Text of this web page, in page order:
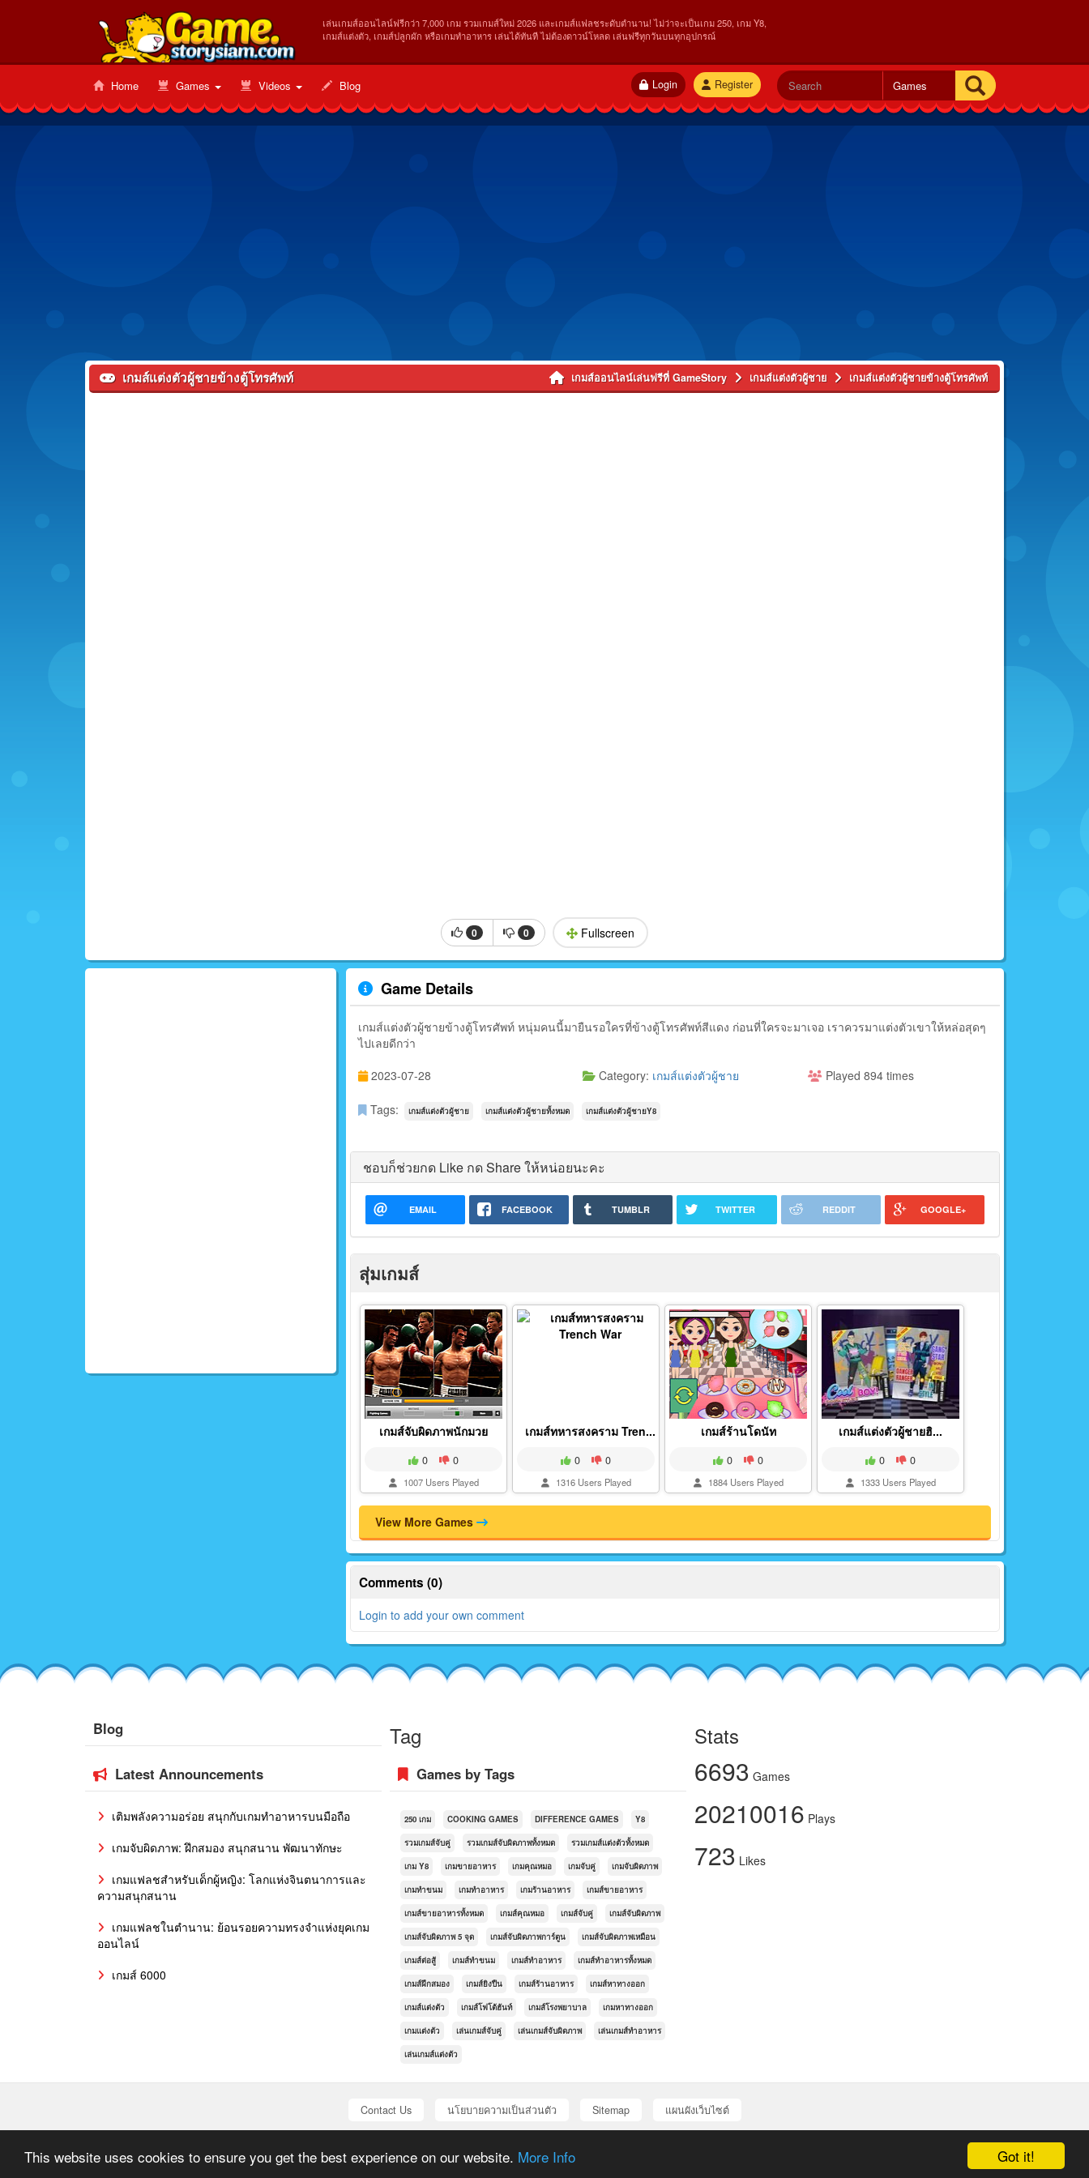
Got it!
This website uses cookies to ensure you get the best experience on our website. More Info
เล่นเกมส์ออนไลน์ฟรีกว่า 7,000 เกม รวมเกมส์ใหม่ 2026 และเกมส์แฟลชระดับตำนาน! ไม่ว่าจะเป็นเกม 250, เกม Y8,
เกมส์แต่งตัว, เกมส์ปลูกผัก หรือเกมทำอาหาร เล่นได้ทันที ไม่ต้องดาวน์โหลด เล่นฟรีทุกวันบนทุกอุปกรณ์
Register
Login
Home Games Videos Blog
เกมส์แต่งตัวผู้ชายข้างตู้โทรศัพท์ เกมส์ออนไลน์เล่นฟรีที่ GameStory เกมส์แต่งตัวผู้ชาย เกมส์แต่งตัวผู้ชายข้างตู้โทรศัพท์
0 0 Fullscreen
Game Details
เกมส์แต่งตัวผู้ชายข้างตู้โทรศัพท์ หนุ่มคนนี้มายืนรอใครที่ข้างตู้โทรศัพท์สีแดง ก่อนที่ใครจะมาเจอ เราควรมาแต่งตัวเขาให้หล่อสุดๆ
ไปเลยดีกว่า
2023-07-28
Category: เกมส์แต่งตัวผู้ชาย Played 894 times
Tags: เกมส์แต่งตัวผู้ชาย เกมส์แต่งตัวผู้ชายทั้งหมด เกมส์แต่งตัวผู้ชายY8
ชอบก็ช่วยกด Like กด Share ให้หน่อยนะคะ
EMAIL FACEBOOK TUMBLR TWITTER REDDIT GOOGLE+
สุ่มเกมส์
เกมส์จับผิดภาพนักมวย
0 0
1007 Users Played
เกมส์ทหารสงคราม Tren...
0 0
1316 Users Played
เกมส์ร้านโดนัท
0 0
1884 Users Played
เกมส์แต่งตัวผู้ชายฮิ...
0 0
1333 Users Played
View More Games
Comments (0)
Login to add your own comment
Blog
Latest Announcements
เติมพลังความอร่อย สนุกกับเกมทำอาหารบนมือถือ
เกมจับผิดภาพ: ฝึกสมอง สนุกสนาน พัฒนาทักษะ
เกมแฟลชสำหรับเด็กผู้หญิง: โลกแห่งจินตนาการและ
ความสนุกสนาน
เกมแฟลชในตำนาน: ย้อนรอยความทรงจำแห่งยุคเกม
ออนไลน์
เกมส์ 6000
Tag
Games by Tags
250 เกม COOKING GAMES DIFFERENCE GAMES Y8
รวมเกมส์จับคู่ รวมเกมส์จับผิดภาพทั้งหมด รวมเกมส์แต่งตัวทั้งหมด
เกม Y8 เกมขายอาหาร เกมคุณหมอ เกมจับคู่ เกมจับผิดภาพ
เกมทำขนม เกมทำอาหาร เกมร้านอาหาร เกมส์ขายอาหาร
เกมส์ขายอาหารทั้งหมด เกมส์คุณหมอ เกมส์จับคู่ เกมส์จับผิดภาพ
เกมส์จับผิดภาพ 5 จุด เกมส์จับผิดภาพการ์ตูน เกมส์จับผิดภาพเหมือน
เกมส์ต่อสู้ เกมส์ทำขนม เกมส์ทำอาหาร เกมส์ทำอาหารทั้งหมด
เกมส์ฝึกสมอง เกมส์ยิงปืน เกมส์ร้านอาหาร เกมส์หาทางออก
เกมส์แต่งตัว เกมส์โฟโต้ฮันท์ เกมส์โรงพยาบาล เกมหาทางออก
เกมแต่งตัว เล่นเกมส์จับคู่ เล่นเกมส์จับผิดภาพ เล่นเกมส์ทำอาหาร
เล่นเกมส์แต่งตัว
Stats
6693 Games
20210016 Plays
723 Likes
Contact Us นโยบายความเป็นส่วนตัว Sitemap แผนผังเว็บไซต์
All graphics, games, and other multimedia are copyrighted to their respective owners and authors.